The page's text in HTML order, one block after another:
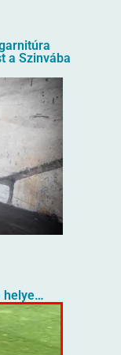
a Szinvába
helye…